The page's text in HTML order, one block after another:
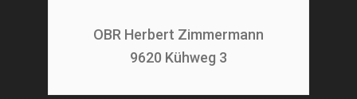
OBR Herbert Zimmermann
9620 Kühweg 3